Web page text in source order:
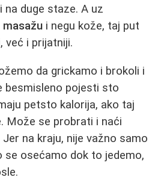
duge staze. A uz
i negu kože, taj put
već i prijatniji.
da grickamo i brokoli i
besmisleno pojesti sto
petsto kalorija, ako taj
Može se probrati i naći
na kraju, nije važno samo
se osećamo dok to jedemo,